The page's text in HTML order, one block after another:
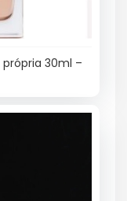
30ml –